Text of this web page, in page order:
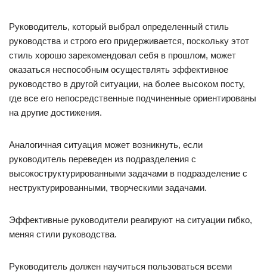
Руководитель, который выбрал определенный стиль
руководства и строго его придерживается, поскольку этот
стиль хорошо зарекомендовал себя в прошлом, может
оказаться неспособным осуществлять эффективное
руководство в другой ситуации, на более высоком посту,
где все его непосредственные подчиненные ориентированы
на другие достижения.
Аналогичная ситуация может возникнуть, если
руководитель переведен из подразделения с
высокоструктурированными задачами в подразделение с
неструктурированными, творческими задачами.
Эффективные руководители реагируют на ситуации гибко,
меняя стили руководства.
Руководитель должен научиться пользоваться всеми